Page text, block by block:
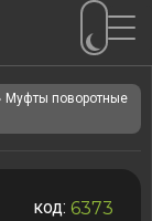
Муфты поворотные
код: 6373